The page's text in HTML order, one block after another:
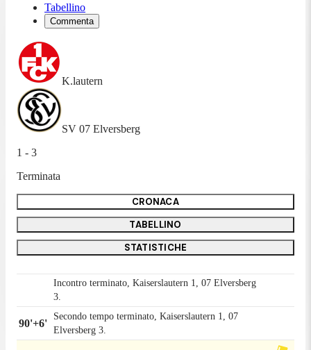
Tabellino
Commenta
K.lautern
SV 07 Elversberg
1 - 3
Terminata
CRONACA
TABELLINO
STATISTICHE
Incontro terminato, Kaiserslautern 1, 07 Elversberg
3.
90'+6'
Secondo tempo terminato, Kaiserslautern 1, 07
Elversberg 3.